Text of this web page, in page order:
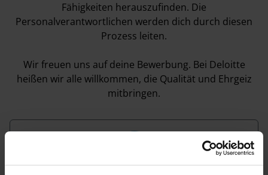
Fähigkeiten herauszufinden. Die
Personalverantwortlichen werden dich durch diesen
Prozess leiten.
Wir freuen uns auf deine Bewerbung. Bei Deloitte
heißen wir alle willkommen, die Qualität und Ehrgeiz
mitbringen.